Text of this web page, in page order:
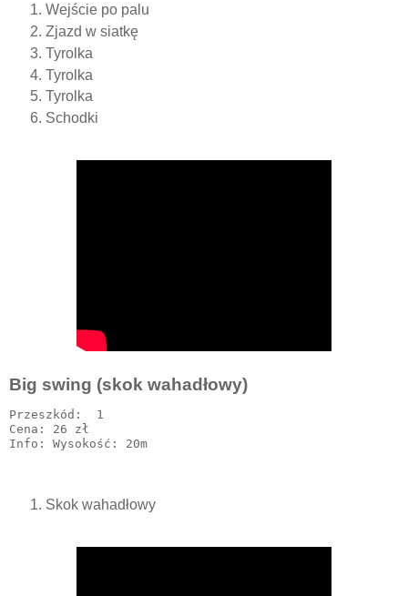
Wejście po palu
Zjazd w siatkę
Tyrolka
Tyrolka
Tyrolka
Schodki
Big swing (skok wahadłowy)
Przeszkód:  1
Cena: 26 zł
Skok wahadłowy